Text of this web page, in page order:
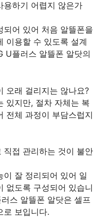
용하기 어렵지 않은가
되어 있어 처음 알뜰폰을
이용할 수 있도록 설계
U플러스 알뜰폰 알닷의
오래 걸리지는 않나요?
있지만, 절차 자체는 복
전체 과정이 부담스럽지
직접 관리하는 것이 불안
이 잘 정리되어 있어 일
없도록 구성되어 있습니
스 알뜰폰 알닷은 셀프
로 보입니다.